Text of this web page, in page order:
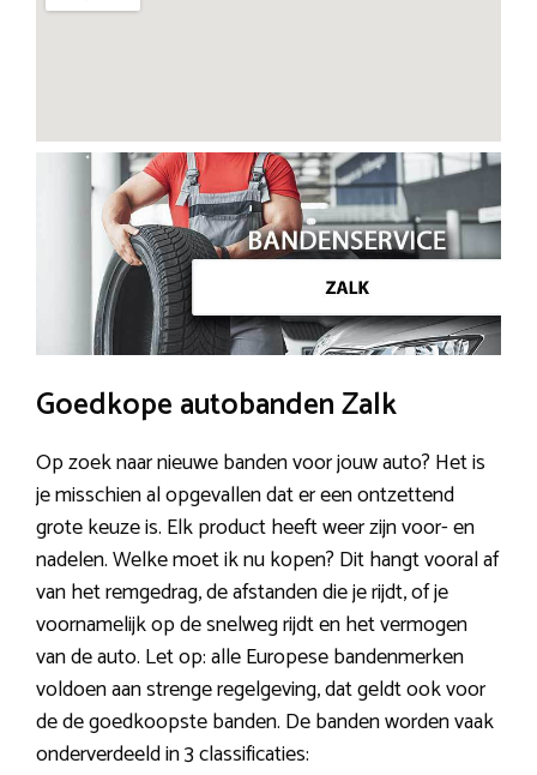
Goedkope autobanden Zalk
Op zoek naar nieuwe banden voor jouw auto? Het is
je misschien al opgevallen dat er een ontzettend
grote keuze is. Elk product heeft weer zijn voor- en
nadelen. Welke moet ik nu kopen? Dit hangt vooral af
van het remgedrag, de afstanden die je rijdt, of je
voornamelijk op de snelweg rijdt en het vermogen
van de auto. Let op: alle Europese bandenmerken
voldoen aan strenge regelgeving, dat geldt ook voor
de de goedkoopste banden. De banden worden vaak
onderverdeeld in 3 classificaties: